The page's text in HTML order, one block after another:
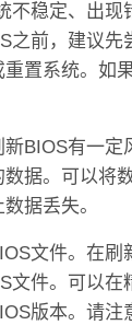
不稳定、出现
之前，建议先
置系统。如
BIOS有一定
据。可以将
据丢失。
文件。在刷
文件。可以在
版本。请注